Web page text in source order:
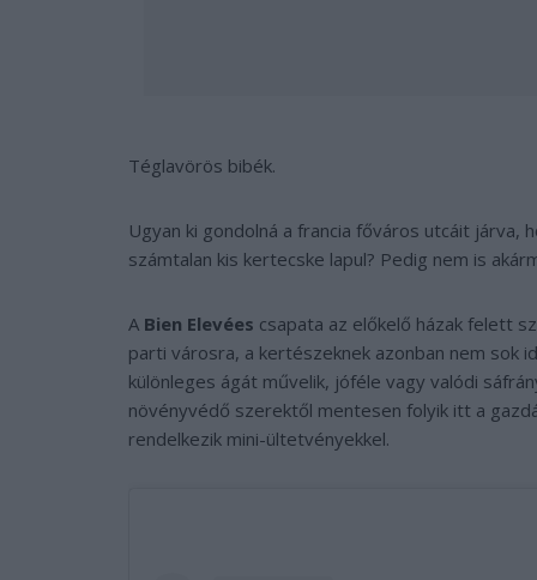
Téglavörös bibék.
Ugyan ki gondolná a francia főváros utcáit járva,
számtalan kis kertecske lapul? Pedig nem is
A Bien Elevées csapata az előkelő házak felett
parti városra, a kertészeknek azonban nem sok
különleges ágát művelik, jóféle vagy valódi
növényvédő szerektől mentesen folyik itt a
rendelkezik mini-ültetvényekkel.